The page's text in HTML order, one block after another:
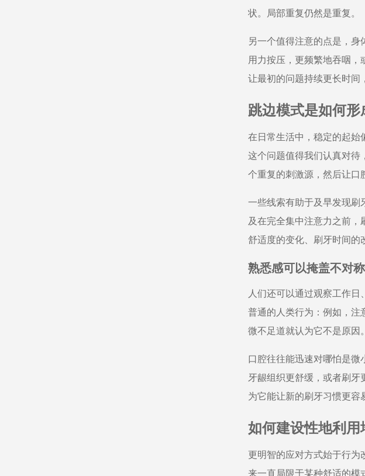
状。局部重复仍然是重复。
另一个值得注意的点是，
用力按压，更频繁地吞咽
让最初的问题持续更长时间
跳边模式是如何形
在日常生活中，稳定的起始
这个问题值得我们认真对待
个重复的刺激源，然后让口
一些线索有助于及早发现刷
及在完全集中注意力之前，
舒适度的变化、刷牙时间的
熟悉感可以掩盖不对
人们还可以通过观察工作
普通的人类行为：例如，注
微不足道就认为它不是原因
口腔往往能迅速对哪怕是微
牙龈组织更舒缓，或者刷
为它能让新的刷牙习惯更容
如何建设性地利用
更明智的应对方式始于行为
来一直局限于某种舒适的模